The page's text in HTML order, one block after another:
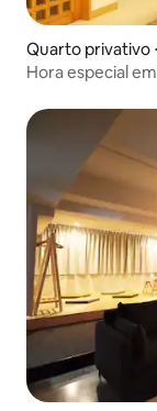
Quarto privativo
Hora especial
idade escolar.